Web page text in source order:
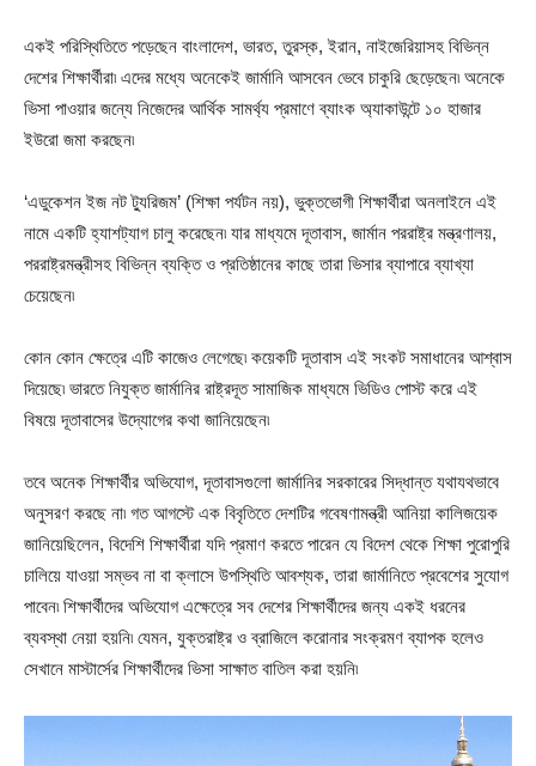
একই পরিস্থিতিতে পড়েছেন বাংলাদেশ, ভারত, তুরস্ক, ইরান, নাইজেরিয়াসহ বিভিন্ন
দেশের শিক্ষার্থীরা৷ এদের মধ্যে অনেকেই জার্মানি আসবেন ভেবে চাকুরি ছেড়েছেন৷ অনেকে
ভিসা পাওয়ার জন্যে নিজেদের আর্থিক সামর্থ্য প্রমাণে ব্যাংক অ্যাকাউন্টে ১০ হাজার
ইউরো জমা করছেন৷
‘এডুকেশন ইজ নট ট্যুরিজম’ (শিক্ষা পর্যটন নয়), ভুক্তভোগী শিক্ষার্থীরা অনলাইনে এই
নামে একটি হ্যাশট্যাগ চালু করেছেন৷ যার মাধ্যমে দূতাবাস, জার্মান পররাষ্ট্র মন্ত্রণালয়,
পররাষ্ট্রমন্ত্রীসহ বিভিন্ন ব্যক্তি ও প্রতিষ্ঠানের কাছে তারা ভিসার ব্যাপারে ব্যাখ্যা
চেয়েছেন৷
কোন কোন ক্ষেত্রে এটি কাজেও লেগেছে৷ কয়েকটি দূতাবাস এই সংকট সমাধানের আশ্বাস
দিয়েছে৷ ভারতে নিযুক্ত জার্মানির রাষ্ট্রদূত সামাজিক মাধ্যমে ভিডিও পোস্ট করে এই
বিষয়ে দূতাবাসের উদ্যোগের কথা জানিয়েছেন৷
তবে অনেক শিক্ষার্থীর অভিযোগ, দূতাবাসগুলো জার্মানির সরকারের সিদ্ধান্ত যথাযথভাবে
অনুসরণ করছে না৷ গত আগস্টে এক বিবৃতিতে দেশটির গবেষণামন্ত্রী আনিয়া কালিজয়েক
জানিয়েছিলেন, বিদেশি শিক্ষার্থীরা যদি প্রমাণ করতে পারেন যে বিদেশ থেকে শিক্ষা পুরোপুরি
চালিয়ে যাওয়া সম্ভব না বা ক্লাসে উপস্থিতি আবশ্যক, তারা জার্মানিতে প্রবেশের সুযোগ
পাবেন৷ শিক্ষার্থীদের অভিযোগ এক্ষেত্রে সব দেশের শিক্ষার্থীদের জন্য একই ধরনের
ব্যবস্থা নেয়া হয়নি৷ যেমন, যুক্তরাষ্ট্র ও ব্রাজিলে করোনার সংক্রমণ ব্যাপক হলেও
সেখানে মাস্টার্সের শিক্ষার্থীদের ভিসা সাক্ষাত বাতিল করা হয়নি৷